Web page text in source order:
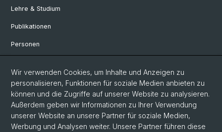
Lehre & Studium
Publikationen
Personen
Kontakt und Anfahrt
Departement Altertumswissenschaften
Departement Umweltwissenschaften
Wir verwenden Cookies, um Inhalte und Anzeigen zu
personalisieren, Funktionen für soziale Medien anbieten zu
können und die Zugriffe auf unserer Website zu analysieren.
Außerdem geben wir Informationen zu Ihrer Verwendung
unserer Website an unsere Partner für soziale Medien,
Werbung und Analysen weiter. Unsere Partner führen diese